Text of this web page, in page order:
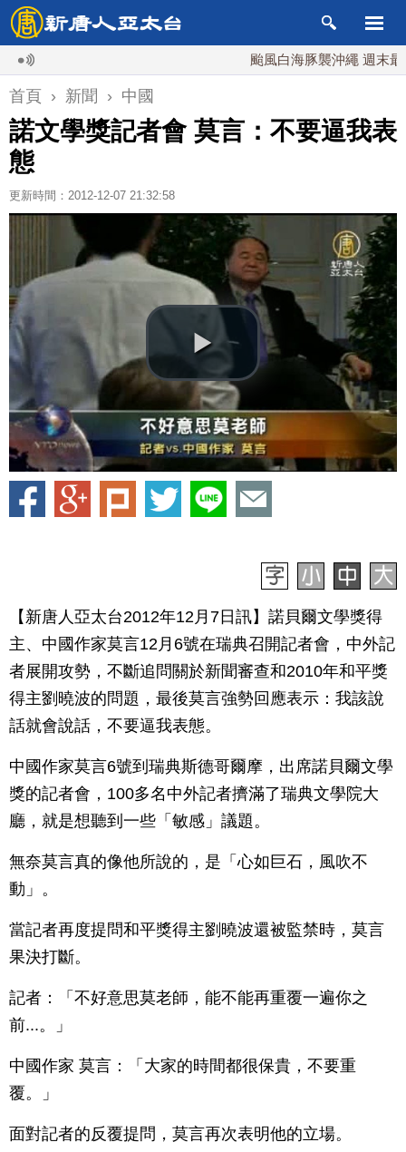
颱風白海豚襲沖繩 週末最近台
首頁 › 新聞 › 中國
諾文學獎記者會 莫言：不要逼我表
態
更新時間：2012-12-07 21:32:58
【新唐人亞太台2012年12月7日訊】諾貝爾文學獎得
主、中國作家莫言12月6號在瑞典召開記者會，中外記
者展開攻勢，不斷追問關於新聞審查和2010年和平獎
得主劉曉波的問題，最後莫言強勢回應表示：我該說
話就會說話，不要逼我表態。
中國作家莫言6號到瑞典斯德哥爾摩，出席諾貝爾文學
獎的記者會，100多名中外記者擠滿了瑞典文學院大
廳，就是想聽到一些「敏感」議題。
無奈莫言真的像他所說的，是「心如巨石，風吹不
動」。
當記者再度提問和平獎得主劉曉波還被監禁時，莫言
果決打斷。
記者：「不好意思莫老師，能不能再重覆一遍你之
前...。」
中國作家 莫言：「大家的時間都很保貴，不要重
覆。」
面對記者的反覆提問，莫言再次表明他的立場。